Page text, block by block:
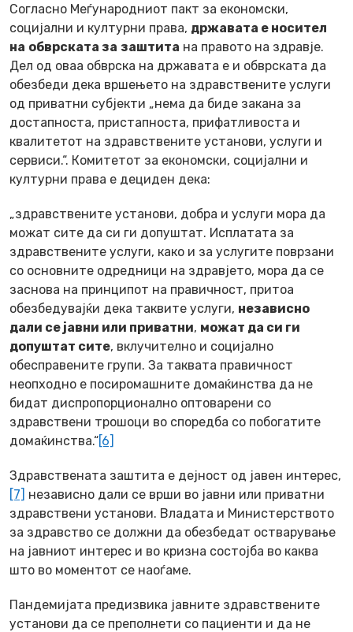
Согласно Меѓународниот пакт за економски,
социјални и културни права, државата е носител
на обврската за заштита на правото на здравје.
Дел од оваа обврска на државата е и обврската да
обезбеди дека вршењето на здравствените услуги
од приватни субјекти „нема да биде закана за
достапноста, пристапноста, прифатливоста и
квалитетот на здравствените установи, услуги и
сервиси.“. Комитетот за економски, социјални и
културни права е дециден дека:
„здравствените установи, добра и услуги мора да
можат сите да си ги допуштат. Исплатата за
здравствените услуги, како и за услугите поврзани
со основните одредници на здравјето, мора да се
заснова на принципот на правичност, притоа
обезбедувајќи дека таквите услуги, независно
дали се јавни или приватни, можат да си ги
допуштат сите, вклучително и социјално
обесправените групи. За таквата правичност
неопходно е посиромашните домаќинства да не
бидат диспропорционално оптоварени со
здравствени трошоци во споредба со побогатите
домаќинства.“[6]
Здравствената заштита е дејност од јавен интерес,
[7] независно дали се врши во јавни или приватни
здравствени установи. Владата и Министерството
за здравство се должни да обезбедат остварување
на јавниот интерес и во кризна состојба во каква
што во моментот се наоѓаме.
Пандемијата предизвика јавните здравствените
установи да се преполнети со пациенти и да не